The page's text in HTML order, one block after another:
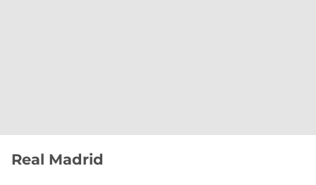
Real Madrid